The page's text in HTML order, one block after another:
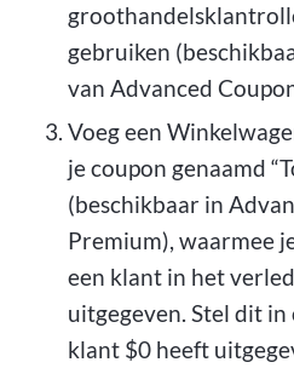
gebruiken
van Advanced
Voeg een
je coupon genaamd
(beschikbaar in
Premium), waarmee
een klant in het
uitgegeven. Stel dit
klant $0 heeft